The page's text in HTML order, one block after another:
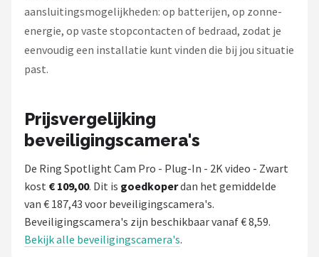
aansluitingsmogelijkheden: op batterijen, op zonne-
energie, op vaste stopcontacten of bedraad, zodat je
eenvoudig een installatie kunt vinden die bij jou situatie
past.
Prijsvergelijking
beveiligingscamera's
De Ring Spotlight Cam Pro - Plug-In - 2K video - Zwart
kost € 109,00. Dit is goedkoperdan het gemiddelde
van € 187,43 voor beveiligingscamera's.
Beveiligingscamera's zijn beschikbaar vanaf € 8,59.
Bekijk alle beveiligingscamera's.